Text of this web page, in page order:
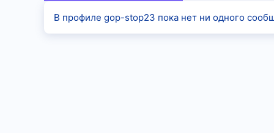
В профиле gop-stop23 пока нет ни одного